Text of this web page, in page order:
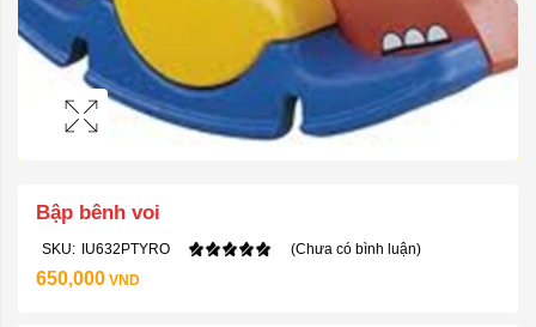
Bập bênh voi
SKU: IU632PTYRO (Chưa có bình luận)
650,000 VND